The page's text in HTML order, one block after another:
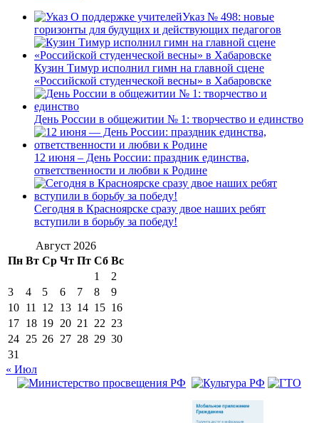
Указ № 498: новые
горизонты для будущих и действующих педагогов
Кузин Тимур исполнил гимн на главной сцене
«Российской студенческой весны» в Хабаровске
День России в общежитии № 1: творчество и единство
12 июня – День России: праздник единства,
ответственности и любви к Родине
Сегодня в Красноярске сразу двое наших ребят
вступили в борьбу за победу!
Август 2026
Пн Вт Ср Чт Пт Сб Вс
1
2
3
4 5 6 7 8
9
10 11 12 13 14 15 16
17 18 19 20 21 22 23
24 25 26 27 28 29 30
31
« Июл